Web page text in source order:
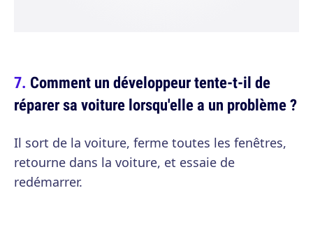
Comment un développeur tente-t-il de
réparer sa voiture lorsqu'elle a un problème ?
Il sort de la voiture, ferme toutes les fenêtres,
retourne dans la voiture, et essaie de
redémarrer.